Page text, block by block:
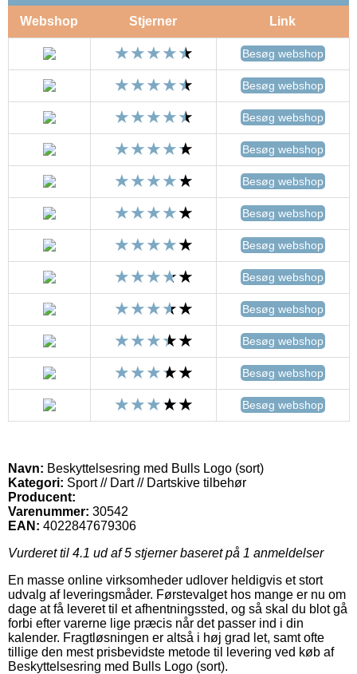
Webshop Stjerner Link
Besøg webshop
Besøg webshop
Besøg webshop
Besøg webshop
Besøg webshop
Besøg webshop
Besøg webshop
Besøg webshop
Besøg webshop
Besøg webshop
Besøg webshop
Besøg webshop
Navn: Beskyttelsesring med Bulls Logo (sort)
Kategori: Sport // Dart // Dartskive tilbehør
Producent:
Varenummer: 30542
EAN: 4022847679306
Vurderet til 4.1 ud af 5 stjerner baseret på 1 anmeldelser
En masse online virksomheder udlover heldigvis et stort
udvalg af leveringsmåder. Førstevalget hos mange er nu om
dage at få leveret til et afhentningssted, og så skal du blot gå
forbi efter varerne lige præcis når det passer ind i din
kalender. Fragtløsningen er altså i høj grad let, samt ofte
tillige den mest prisbevidste metode til levering ved køb af
Beskyttelsesring med Bulls Logo (sort).